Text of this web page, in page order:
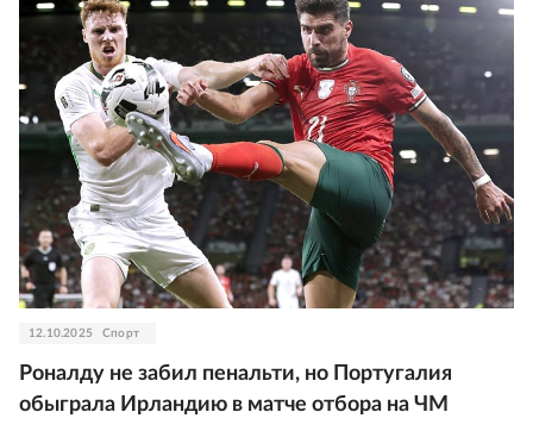
12.10.2025 Спорт
Роналду не забил пенальти, но Португалия
обыграла Ирландию в матче отбора на ЧМ